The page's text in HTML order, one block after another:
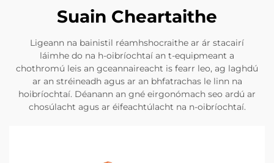
Suain Cheartaithe
Ligeann na bainistil réamhshocraithe ar ár stacairí
láimhe do na h-oibríochtaí an t-equipmeant a
chothromú leis an gceannaireacht is fearr leo, ag laghdú
ar an stréineadh agus ar an bhfatrachas le linn na
hoibríochtaí. Déanann an gné eirgonómach seo ardú ar
chosúlacht agus ar éifeachtúlacht na n-oibríochtaí.